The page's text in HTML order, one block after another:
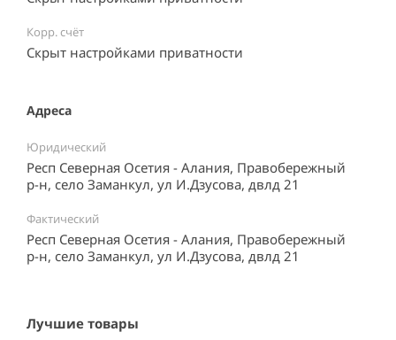
Корр. счёт
Скрыт настройками приватности
Адреса
Юридический
Респ Северная Осетия - Алания, Правобережный
р-н, село Заманкул, ул И.Дзусова, двлд 21
Фактический
Респ Северная Осетия - Алания, Правобережный
р-н, село Заманкул, ул И.Дзусова, двлд 21
Лучшие товары